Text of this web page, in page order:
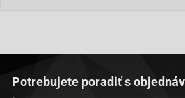
Potrebujete poradiť s